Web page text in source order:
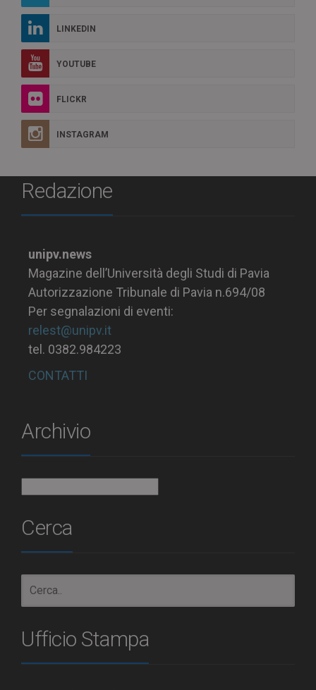
LINKEDIN
YOUTUBE
FLICKR
INSTAGRAM
Redazione
unipv.news
Magazine dell’Università degli Studi di Pavia
Autorizzazione Tribunale di Pavia n.694/08
Per segnalazioni di eventi:
relest@unipv.it
tel. 0382.984223
CONTATTI
Archivio
Cerca
Ufficio Stampa